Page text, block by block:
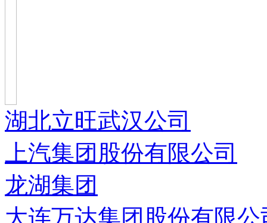
湖北立旺武汉公司
上汽集团股份有限公司
龙湖集团
大连万达集团股份有限公